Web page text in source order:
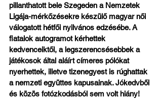
pillanthatott bele Szegeden a Nemzetek
Ligája-mérkőzésekre készülő magyar női
válogatott hétfői nyilvános edzésébe. A
fiatalok autogramot kérhettek
kedvenceiktől, a legszerencsésebbek a
játékosok által aláírt címeres pólókat
nyerhettek, illetve tizenegyest is rúghattak
a nemzeti együttes kapusainak. Jókedvből
és közös fotózkodásból sem volt hiány!